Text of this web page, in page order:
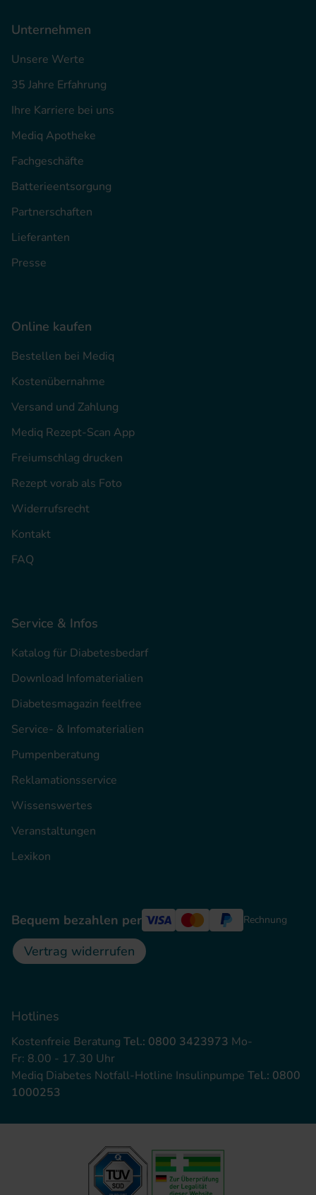
Unternehmen
Unsere Werte
35 Jahre Erfahrung
Ihre Karriere bei uns
Mediq Apotheke
Fachgeschäfte
Batterieentsorgung
Partnerschaften
Lieferanten
Presse
Online kaufen
Bestellen bei Mediq
Kostenübernahme
Versand und Zahlung
Mediq Rezept-Scan App
Freiumschlag drucken
Rezept vorab als Foto
Widerrufsrecht
Kontakt
FAQ
Service & Infos
Katalog für Diabetesbedarf
Download Infomaterialien
Diabetesmagazin feelfree
Service- & Infomaterialien
Pumpenberatung
Reklamationsservice
Wissenswertes
Veranstaltungen
Lexikon
Bequem bezahlen per Rechnung
Vertrag widerrufen
Hotlines
Kostenfreie Beratung Tel.: 0800 3423973 Mo-
Fr: 8.00 - 17.30 Uhr
Mediq Diabetes Notfall-Hotline Insulinpumpe Tel.: 0800
1000253